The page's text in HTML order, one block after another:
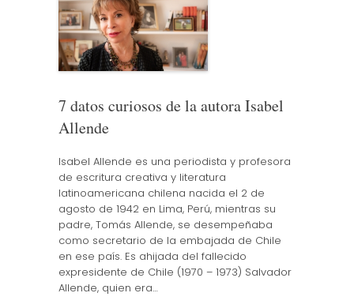
7 datos curiosos de la autora Isabel
Allende
Isabel Allende es una periodista y profesora
de escritura creativa y literatura
latinoamericana chilena nacida el 2 de
agosto de 1942 en Lima, Perú, mientras su
padre, Tomás Allende, se desempeñaba
como secretario de la embajada de Chile
en ese país. Es ahijada del fallecido
expresidente de Chile (1970 – 1973) Salvador
Allende, quien era…